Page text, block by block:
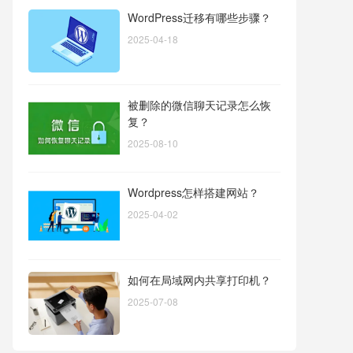
WordPress迁移有哪些步骤？
2025-04-18
被删除的微信聊天记录怎么恢
复？
2025-08-10
Wordpress怎样搭建网站？
2025-04-02
如何在局域网内共享打印机？
2025-07-08